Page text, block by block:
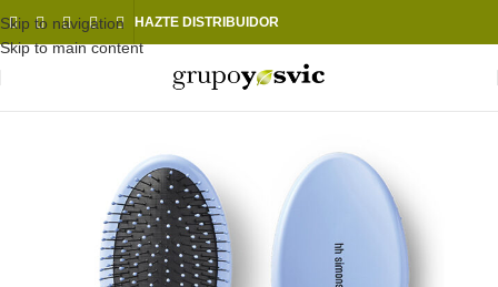
Skip to navigation
Skip to main content
HAZTE DISTRIBUIDOR